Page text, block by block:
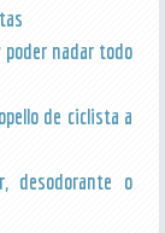
nadar todo
de ciclista a
desodorante o